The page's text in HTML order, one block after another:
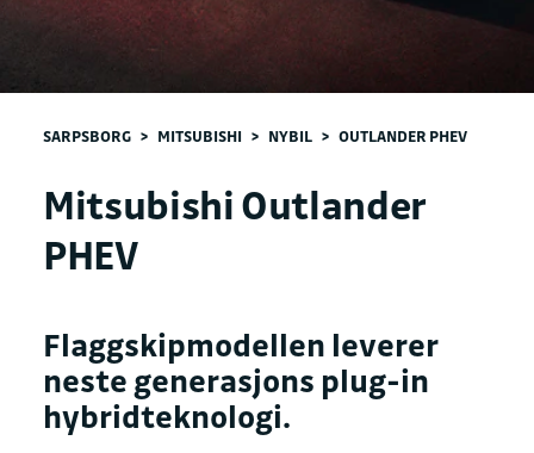
SARPSBORG > MITSUBISHI > NYBIL > OUTLANDER PHEV
Mitsubishi Outlander
PHEV
Flaggskipmodellen leverer
neste generasjons plug-in
hybridteknologi.